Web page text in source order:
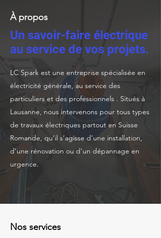
À propos
Un savoir-faire électrique
au service de vos projets.
LC Spark est une entreprise spécialisée en
électricité générale, au service des
particuliers et des professionnels . Situés à
Lausanne, nous intervenons pour tous types
de travaux électriques partout en Suisse
Romande, qu’il s’agisse d’une installation,
d’une rénovation ou d’un dépannage en
urgence.
Nos services